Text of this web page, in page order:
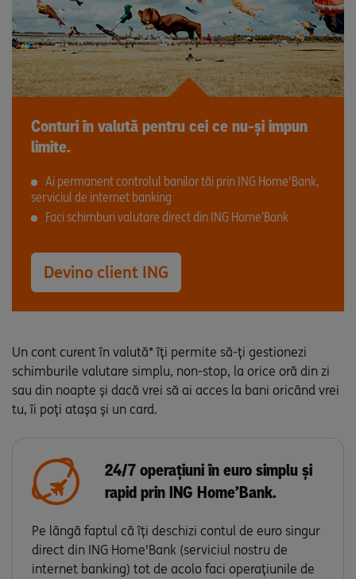
Conturi în valută pentru cei ce nu-și impun
limite.
Ai permanent controlul banilor tăi prin ING Home'Bank,
serviciul de internet banking
Faci schimburi valutare direct din ING Home’Bank
Devino client ING
Un cont curent în valută* îți permite să-ți gestionezi
schimburile valutare simplu, non-stop, la orice oră din zi
sau din noapte și dacă vrei să ai acces la bani oricând vrei
tu, îi poți atașa și un card.
24/7 operațiuni în euro simplu și
rapid prin ING Home’Bank.
Pe lângă faptul că îți deschizi contul de euro singur
direct din ING Home'Bank (serviciul nostru de
internet banking) tot de acolo faci operațiunile de